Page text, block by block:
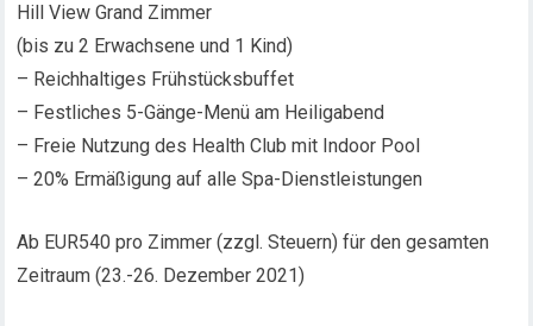
Hill View Grand Zimmer
(bis zu 2 Erwachsene und 1 Kind)
– Reichhaltiges Frühstücksbuffet
– Festliches 5-Gänge-Menü am Heiligabend
– Freie Nutzung des Health Club mit Indoor Pool
– 20% Ermäßigung auf alle Spa-Dienstleistungen
Ab EUR540 pro Zimmer (zzgl. Steuern) für den gesamten
Zeitraum (23.-26. Dezember 2021)